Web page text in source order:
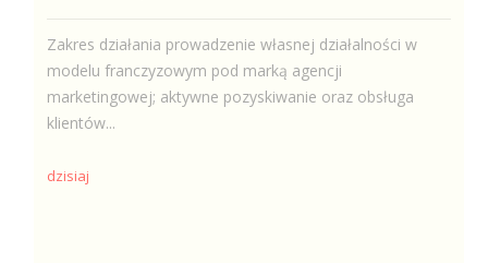
Zakres działania prowadzenie własnej działalności w
modelu franczyzowym pod marką agencji
marketingowej; aktywne pozyskiwanie oraz obsługa
klientów...
dzisiaj